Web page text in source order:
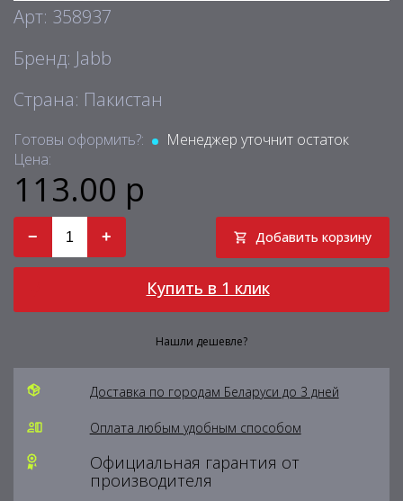
Арт: 358937
Бренд: Jabb
Страна: Пакистан
Готовы оформить?:
Менеджер уточнит остаток
Цена:
113.00 р
− + Добавить корзину
Купить в 1 клик
Нашли дешевле?
Доставка по городам Беларуси до 3 дней
Оплата любым удобным способом
Официальная гарантия от
производителя